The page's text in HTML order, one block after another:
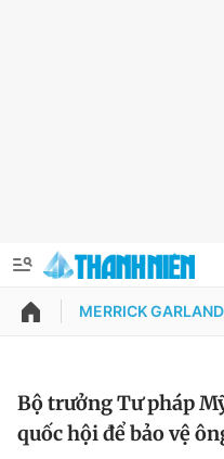
QUẢNG CÁO
Thông tin tài khoản
Đổi mật khẩu
MERRICK GARLAND
Bộ trưởng Tư pháp
quốc hội để bảo vệ